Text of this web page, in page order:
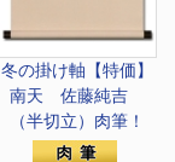
冬の掛け軸 【特価】
南天 佐藤純吉
（半切立）肉筆！